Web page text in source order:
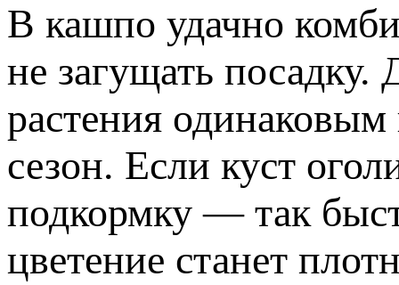
В кашпо удачно
не загущать
растения
сезон. Если куст
подкормку — так
цветение станет